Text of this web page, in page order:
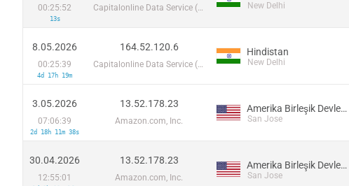
00:25:52
13s
Capitalonline Data Service (HK) Co New Delhi
8.05.2026
00:25:39
4d 17h 19m
164.52.120.6
Capitalonline Data Service (HK) Co
Hindistan
New Delhi
3.05.2026
07:06:39
2d 18h 11m 38s
13.52.178.23
Amazon.com, Inc.
Amerika Birleşik Devletleri
San Jose
30.04.2026
12:55:01
13.52.178.23
Amazon.com, Inc.
Amerika Birleşik Devletleri
San Jose